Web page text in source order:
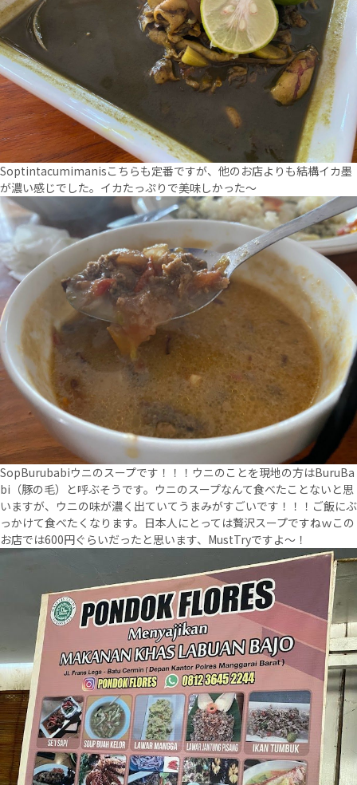
Soptintacumimanisこちらも定番ですが、他のお店よりも結構イカ墨
が濃い感じでした。イカたっぷりで美味しかった～
SopBurubabiウニのスープです！！！ウニのことを現地の方はBuruBa
bi（豚の毛）と呼ぶそうです。ウニのスープなんて食べたことないと思
いますが、ウニの味が濃く出ていてうまみがすごいです！！！ご飯にぶ
っかけて食べたくなります。日本人にとっては贅沢スープですねｗこの
お店では600円ぐらいだったと思います、MustTryですよ～！